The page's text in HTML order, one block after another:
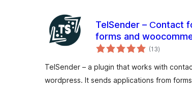
TelSender – Сontact
forms and
(13個
の
価
)
TelSender – a plugin that works with
wordpress. It sends applications from